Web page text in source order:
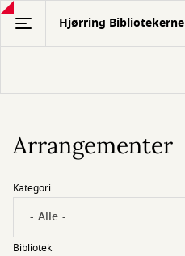
Gå
hovedindhold
Hjørring Bibliotekerne
Arrangementer
Kategori
Bibliotek